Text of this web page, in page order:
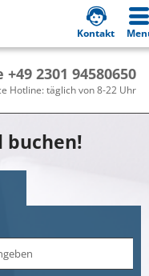
2301 94580650
Hotline: täglich von 8-22 Uhr
Kontakt
buchen!